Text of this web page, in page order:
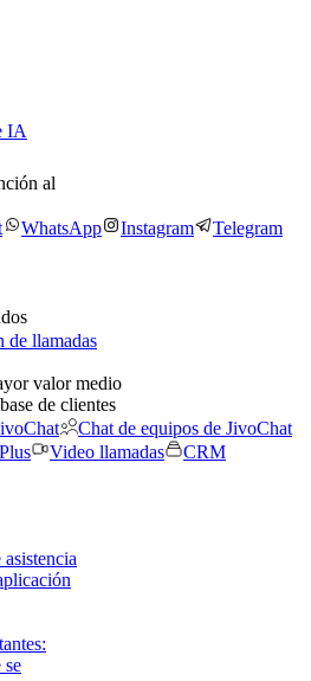
IA
al
WhatsApp Instagram Telegram
de llamadas
valor medio
de clientes
Chat de equipos de JivoChat
Video llamadas
CRM
se